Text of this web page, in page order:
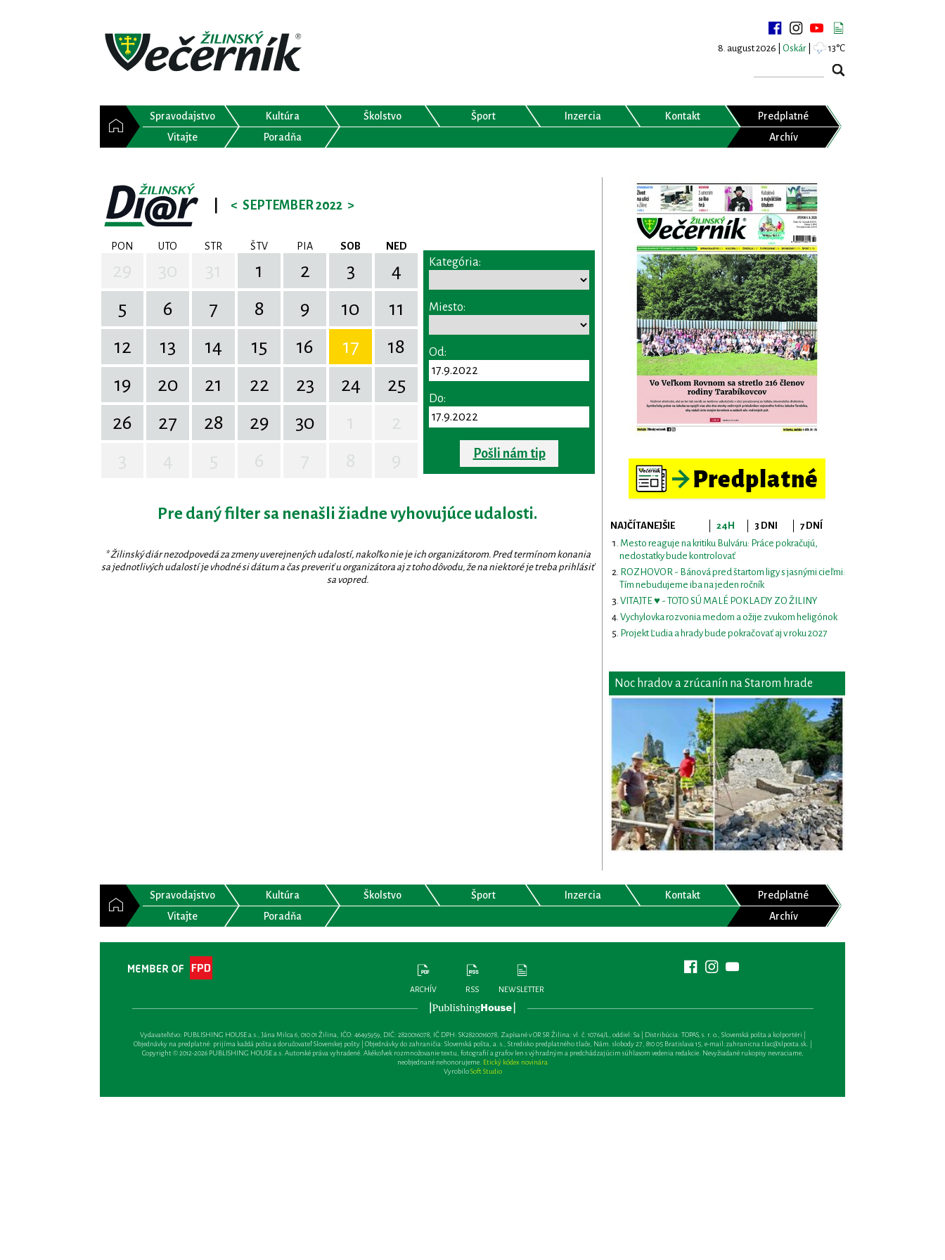
8. august 2026 | Oskár 13°C
Spravodajstvo Kultúra Školstvo Šport Inzercia Kontakt
Predplatné
Vitajte
Poradňa Archív
< SEPTEMBER 2022 >
PON UTO STR ŠTV PIA SOB NED
1 2 3
4
5
6 7 8 9 10
11
12
13 14 15 16 17
18
19
20 21 22 23 24
25
26
27 28 29 30
Kategória:
Miesto:
Od:
Do:
Pošli nám tip
Pre daný filter sa nenašli žiadne vyhovujúce udalosti.
* Žilinský diár nezodpovedá za zmeny uverejnených udalostí, nakoľko nie je ich organizátorom. Pred termínom konania
sa jednotlivých udalostí je vhodné si dátum a čas preveriť u organizátora aj z toho dôvodu, že na niektoré je treba prihlásiť
sa vopred.
NAJČÍTANEJŠIE 24H 3 DNI
7 DNÍ
Mesto reaguje na kritiku Bulváru: Práce pokračujú,
nedostatky bude kontrolovať
ROZHOVOR - Bánová pred štartom ligy s jasnými cieľmi:
Tím nebudujeme iba na jeden ročník
VITAJTE ♥ - TOTO SÚ MALÉ POKLADY ZO ŽILINY
Vychylovka rozvonia medom a ožije zvukom heligónok
Projekt Ľudia a hrady bude pokračovať aj v roku 2027
Noc hradov a zrúcanín na Starom hrade
Spravodajstvo Kultúra Školstvo Šport Inzercia Kontakt
Predplatné
Vitajte
Poradňa Archív
ARCHÍV RSS NEWSLETTER
Vydavateľsťvo: PUBLISHING HOUSE a.s., Jána Milca 6, 010 01 Žilina, IČO: 46495959, DIČ: 2820016078, IČ DPH: SK2820016078, Zapísané v OR SR Žilina: vl. č. 10764/L, oddiel: Sa | Distribúcia: TOPAS, s. r. o., Slovenská pošta a kolportéri |
Objednávky na predplatné: prijíma každá pošta a doručovateľ Slovenskej pošty | Objednávky do zahraničia: Slovenská pošta, a. s., Stredisko predplatného tlače, Nám. slobody 27, 810 05 Bratislava 15, e-mail:zahranicna.tlac@slposta.sk. |
Copyright © 2012-2026 PUBLISHING HOUSE a.s. Autorské práva vyhradené. Akékoľvek rozmnožovanie textu, fotografií a grafov len s výhradným a predchádzajúcim súhlasom vedenia redakcie. Nevyžiadané rukopisy nevraciame,
neobjednané nehonorujeme. Etický kódex novinára
VyrobiloSoft Studio